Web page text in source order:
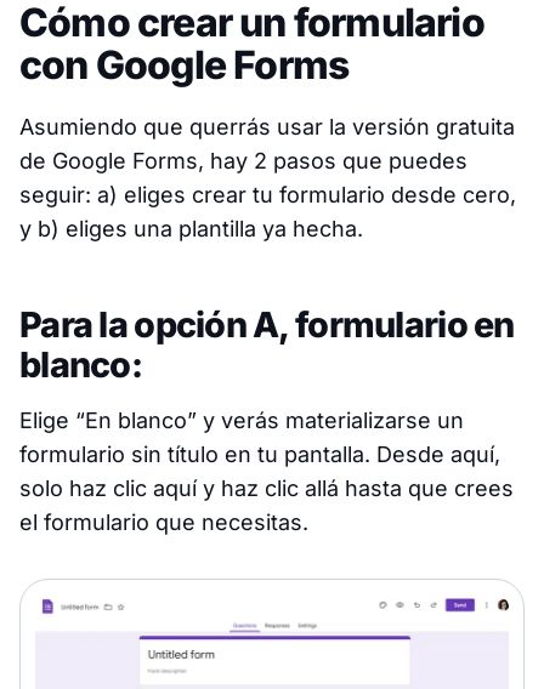
Cómo crear un formulario
con Google Forms
Asumiendo que querrás usar la versión gratuita
de Google Forms, hay 2 pasos que puedes
seguir: a) eliges crear tu formulario desde cero,
y b) eliges una plantilla ya hecha.
Para la opción A, formulario en
blanco:
Elige “En blanco” y verás materializarse un
formulario sin título en tu pantalla. Desde aquí,
solo haz clic aquí y haz clic allá hasta que crees
el formulario que necesitas.